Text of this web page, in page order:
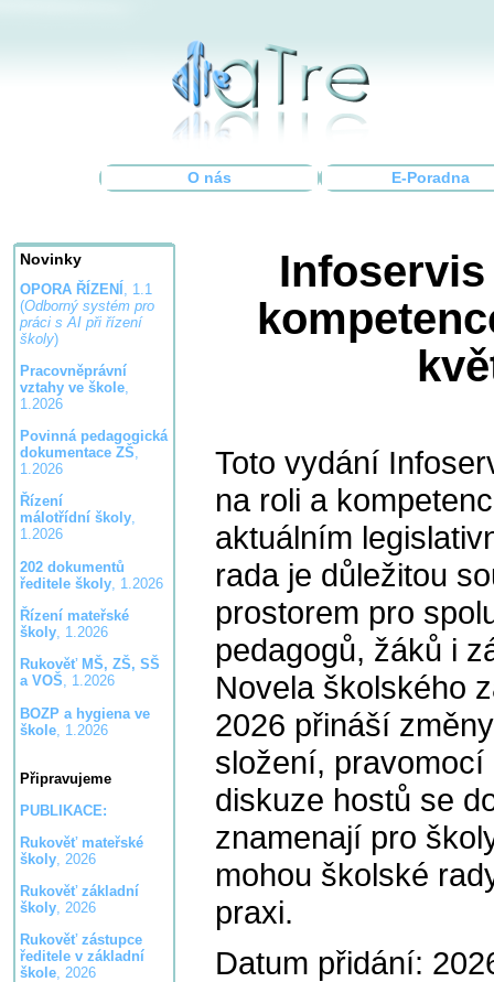
O nás E-Poradna
Novinky
OPORA ŘÍZENÍ , 1.1
(Odborný systém pro
práci s AI při řízení
školy)
Pracovněprávní
vztahy ve škole,
1.2026
Povinná pedagogická
dokumentace ZŠ,
1.2026
Řízení
málotřídní školy,
1.2026
202 dokumentů
ředitele školy, 1.2026
Řízení mateřské
školy, 1.2026
Rukověť MŠ, ZŠ, SŠ
a VOŠ, 1.2026
BOZP a hygiena ve
škole, 1.2026
Připravujeme
PUBLIKACE:
Rukověť mateřské
školy, 2026
Rukověť základní
školy, 2026
Rukověť zástupce
ředitele v základní
škole, 2026
Toto vydání
na roli a
aktuálním
rada je důležitou
prostorem pro
pedagogů, žáků i
Novela školského
2026 přináší
složení,
diskuze hostů se
znamenají pro
mohou školské
praxi.
Datum přidání: